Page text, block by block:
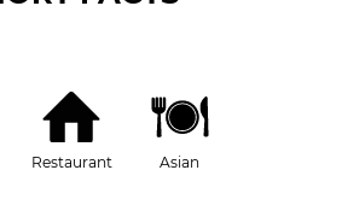
Restaurant Asian